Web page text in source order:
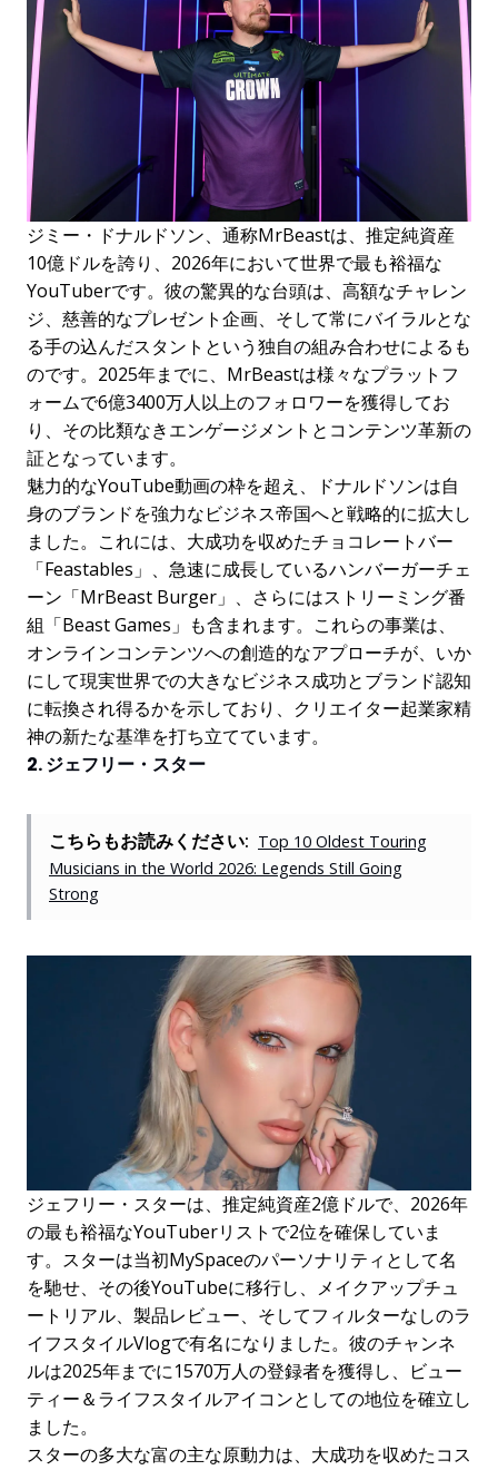
ジミー・ドナルドソン、通称MrBeastは、推定純資産
10億ドルを誇り、2026年において世界で最も裕福な
YouTuberです。彼の驚異的な台頭は、高額なチャレン
ジ、慈善的なプレゼント企画、そして常にバイラルとな
る手の込んだスタントという独自の組み合わせによるも
のです。2025年までに、MrBeastは様々なプラットフ
ォームで6億3400万人以上のフォロワーを獲得してお
り、その比類なきエンゲージメントとコンテンツ革新の
証となっています。
魅力的なYouTube動画の枠を超え、ドナルドソンは自
身のブランドを強力なビジネス帝国へと戦略的に拡大し
ました。これには、大成功を収めたチョコレートバー
「Feastables」、急速に成長しているハンバーガーチェ
ーン「MrBeast Burger」、さらにはストリーミング番
組「Beast Games」も含まれます。これらの事業は、
オンラインコンテンツへの創造的なアプローチが、いか
にして現実世界での大きなビジネス成功とブランド認知
に転換され得るかを示しており、クリエイター起業家精
神の新たな基準を打ち立てています。
2. ジェフリー・スター
こちらもお読みください: Top 10 Oldest Touring
Musicians in the World 2026: Legends Still Going
Strong
ジェフリー・スターは、推定純資産2億ドルで、2026年
の最も裕福なYouTuberリストで2位を確保していま
す。スターは当初MySpaceのパーソナリティとして名
を馳せ、その後YouTubeに移行し、メイクアップチュ
ートリアル、製品レビュー、そしてフィルターなしのラ
イフスタイルVlogで有名になりました。彼のチャンネ
ルは2025年までに1570万人の登録者を獲得し、ビュー
ティー＆ライフスタイルアイコンとしての地位を確立し
ました。
スターの多大な富の主な原動力は、大成功を収めたコス